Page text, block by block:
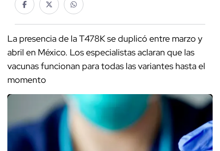
La presencia de la T478K se duplicó entre marzo y
abril en México. Los especialistas aclaran que las
vacunas funcionan para todas las variantes hasta el
momento